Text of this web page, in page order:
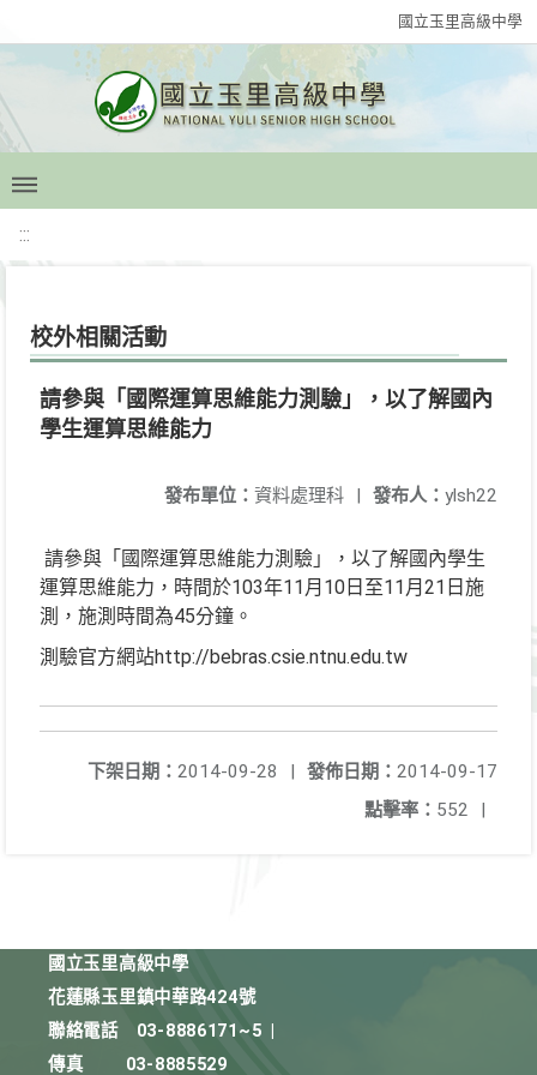
國立玉里高級中學
:::
校外相關活動
請參與「國際運算思維能力測驗」，以了解國內
學生運算思維能力
發布人： ylsh22
發布單位： 資料處理科 |
請參與「國際運算思維能力測驗」，以了解國內學生
運算思維能力，時間於103年11 月 10 日至11 月 21 日施
測，施測時間為45分鐘。
測驗官方網站http://bebras.csie.ntnu.edu.tw
發佈日期： 2014-09-17
下架日期： 2014-09-28
|
點擊率： 552 |
國立玉里高級中學
花蓮縣玉里鎮中華路424號
聯絡電話
03-8886171~5
傳真
03-8885529